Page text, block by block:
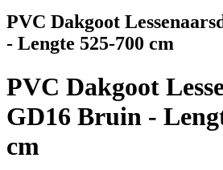
PVC Dakgoot
- Lengte 525-700 cm
PVC Dakgoot
GD16 Bruin -
cm